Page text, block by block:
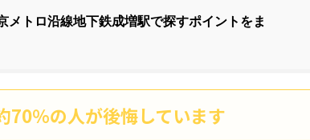
メトロ沿線地下鉄成増駅で探すポイントをま
70％の人が後悔しています